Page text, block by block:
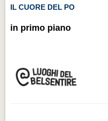
IL CUORE DEL PO
in primo piano